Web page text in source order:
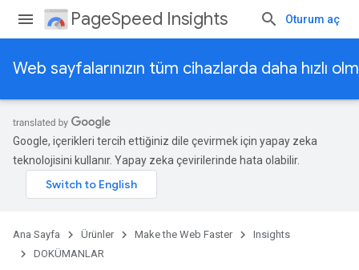
PageSpeed Insights Oturum aç
Web sayfalarınızın tüm cihazlarda daha hızlı
Google, içerikleri tercih ettiğiniz dile çevirmek için yapay zeka
teknolojisini kullanır. Yapay zeka çevirilerinde hata olabilir.
Ana Sayfa Ürünler Make the Web Faster
Insights
DOKÜMANLAR